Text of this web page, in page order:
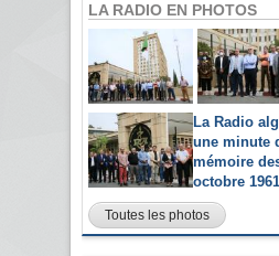
LA RADIO EN PHOTOS
La Radio
une minute
mémoire
octobre 1961
Toutes les photos